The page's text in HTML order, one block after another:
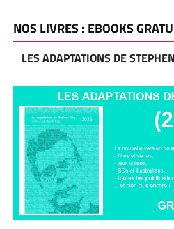
NOS LIVRES : EBOOKS
LES ADAPTATIONS DE